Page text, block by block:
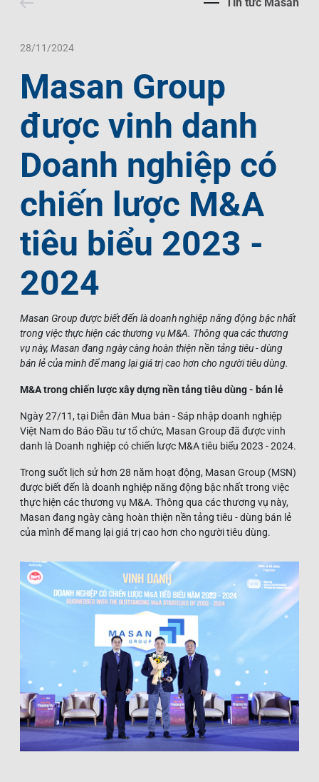
Tin Đầu Tư Tại Việt Nam
Thông Cáo Báo Chí
Ngôn Ngữ
VI
28/11/2024
Masan Group
được vinh danh
Doanh nghiệp có
chiến lược M&A
tiêu biểu 2023 -
2024
Masan Group được biết đến là doanh nghiệp năng động bậc nhất
trong việc thực hiện các thương vụ M&A. Thông qua các thương
vụ này, Masan đang ngày càng hoàn thiện nền tảng tiêu - dùng
bán lẻ của mình để mang lại giá trị cao hơn cho người tiêu dùng.
M&A trong chiến lược xây dựng nền tảng tiêu dùng - bán lẻ
Ngày 27/11, tại Diễn đàn Mua bán - Sáp nhập doanh nghiệp
Việt Nam do Báo Đầu tư tổ chức, Masan Group đã được vinh
danh là Doanh nghiệp có chiến lược M&A tiêu biểu 2023 - 2024.
Trong suốt lịch sử hơn 28 năm hoạt động, Masan Group (MSN)
được biết đến là doanh nghiệp năng động bậc nhất trong việc
thực hiện các thương vụ M&A. Thông qua các thương vụ này,
Masan đang ngày càng hoàn thiện nền tảng tiêu - dùng bán lẻ
của mình để mang lại giá trị cao hơn cho người tiêu dùng.